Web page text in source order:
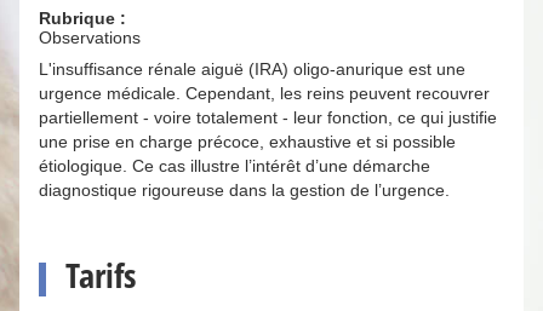
Rubrique :
Observations
L'insuffisance rénale aiguë (IRA) oligo-anurique est une
urgence médicale. Cependant, les reins peuvent recouvrer
partiellement - voire totalement - leur fonction, ce qui justifie
une prise en charge précoce, exhaustive et si possible
étiologique. Ce cas illustre l’intérêt d’une démarche
diagnostique rigoureuse dans la gestion de l’urgence.
Tarifs